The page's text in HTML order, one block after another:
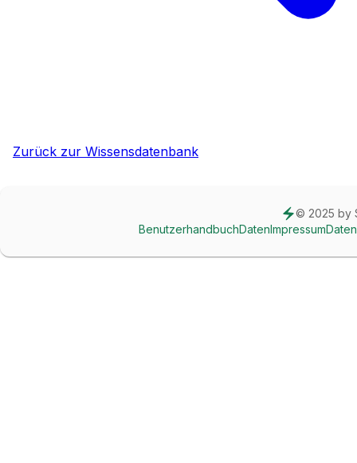
Zurück zur Wissensdatenbank
© 2025 by
BenutzerhandbuchDatenImpressum